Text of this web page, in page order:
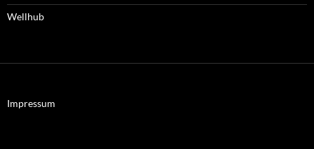
Wellhub
Impressum